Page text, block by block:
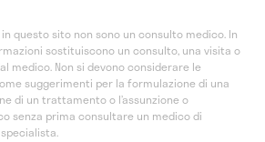
questo sito non sono un consulto medico. In
sostituiscono un consulto, una visita o
medico. Non si devono considerare le
suggerimenti per la formulazione di una
di un trattamento o l’assunzione o
senza prima consultare un medico di